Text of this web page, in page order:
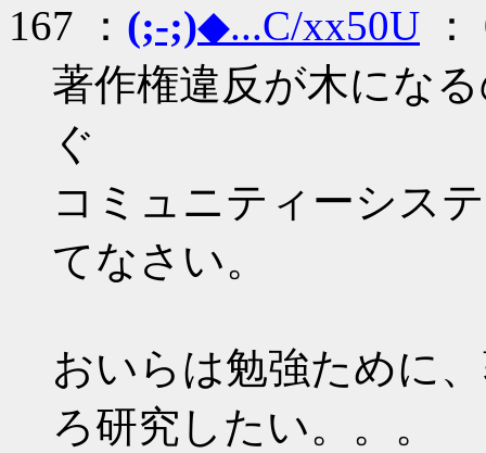
167 ： (;-;)◆...C/xx50U
著作権違反が木にな
ぐ
コミュニティーシス
てなさい。
おいらは勉強ために
ろ研究したい。。。